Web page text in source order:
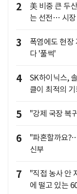
2
美 비중 큰 두
는 선전… 시장
3
폭염에도 현
다 '풀썩'
4
SK하이닉스,
클이 최적의
5 "강제 국장 복
6
"파혼할까요
신부
7
"직접 농사 안
에 떨고 있는